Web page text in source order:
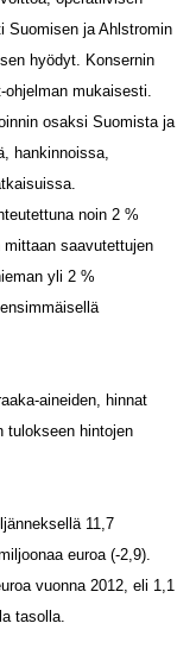
Suomisen ja Ahlstromin
hyödyt. Konsernin
ohjelman mukaisesti.
osaksi Suomista ja
hankinnoissa,
noin 2 %
saavutettujen
yli 2 %
aineiden, hinnat
tulokseen hintojen
11,7
euroa (-2,9).
vuonna 2012, eli 1,1
tasolla.